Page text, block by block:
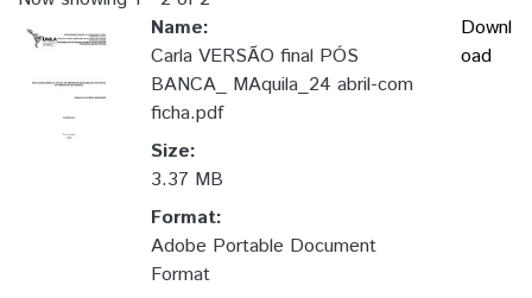
Name:
Carla VERSÃO final PÓS
BANCA_ MAquila_24 abril-com
ficha.pdf
Size:
3.37 MB
Format:
Adobe Portable Document
Format
Downl
oad